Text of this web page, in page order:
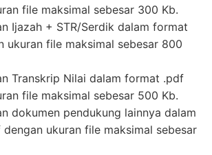
file maksimal sebesar 300 Kb.
Ijazah + STR/Serdik dalam format
ukuran file maksimal sebesar 800
Transkrip Nilai dalam format .pdf
file maksimal sebesar 500 Kb.
dokumen pendukung lainnya dalam
ukuran file maksimal sebesar